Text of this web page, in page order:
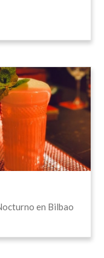
en Bilbao